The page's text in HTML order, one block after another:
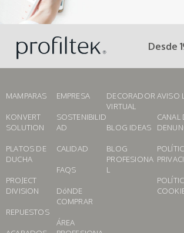
Desde
MAMPARAS
KONVERT
SOLUTION
PLATOS DE
DUCHA
PROJECT
DIVISION
REPUESTOS
EMPRESA
SOSTENIBILID
AD
CALIDAD
FAQS
DóNDE
COMPRAR
ÁREA
DECORADOR
VIRTUAL
BLOG IDEAS
BLOG
PROFESIONA
L
AVISO
CANAL